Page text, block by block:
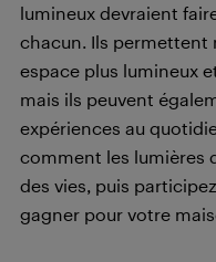
lumineux devraient
chacun. Ils permettent
espace plus lumineux
mais ils peuvent
expériences au
comment les lumières
des vies, puis
gagner pour votre